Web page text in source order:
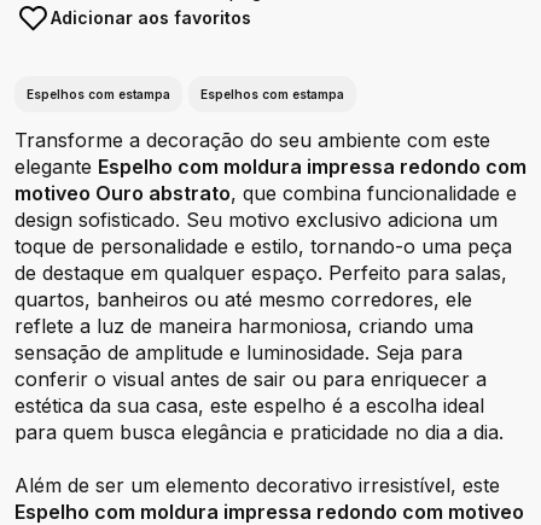
Adicionar aos favoritos
Espelhos com estampa Espelhos com estampa
Transforme a decoração do seu ambiente com este
elegante Espelho com moldura impressa redondo com
motiveo Ouro abstrato, que combina funcionalidade e
design sofisticado. Seu motivo exclusivo adiciona um
toque de personalidade e estilo, tornando-o uma peça
de destaque em qualquer espaço. Perfeito para salas,
quartos, banheiros ou até mesmo corredores, ele
reflete a luz de maneira harmoniosa, criando uma
sensação de amplitude e luminosidade. Seja para
conferir o visual antes de sair ou para enriquecer a
estética da sua casa, este espelho é a escolha ideal
para quem busca elegância e praticidade no dia a dia.
Além de ser um elemento decorativo irresistível, este
Espelho com moldura impressa redondo com motiveo